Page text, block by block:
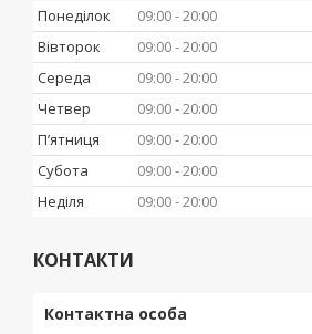
Понеділок 09:00 20:00
Вівторок
09:00 20:00
Середа
09:00 20:00
Четвер
09:00 20:00
Пʼятниця
09:00 20:00
Субота
09:00 20:00
Неділя
09:00 20:00
КОНТАКТИ